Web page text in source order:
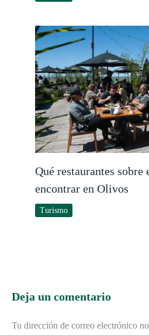
Qué restaurantes sobre
encontrar en Olivos
Turismo
Deja un comentario
Tu dirección de correo electrónico